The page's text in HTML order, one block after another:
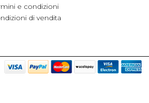
e condizioni
di vendita